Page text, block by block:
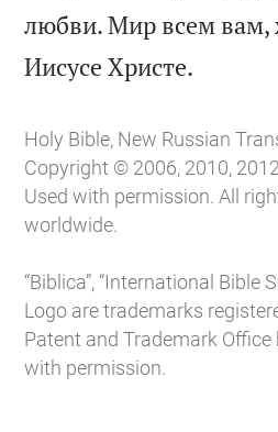
любви. Мир всем
Иисусе Христе.
Holy Bible, New Russian
Copyright © 2006, 2010,
Used with permission. All
worldwide.
“Biblica”, “International Bible
Logo are trademarks
Patent and Trademark Office
with permission.